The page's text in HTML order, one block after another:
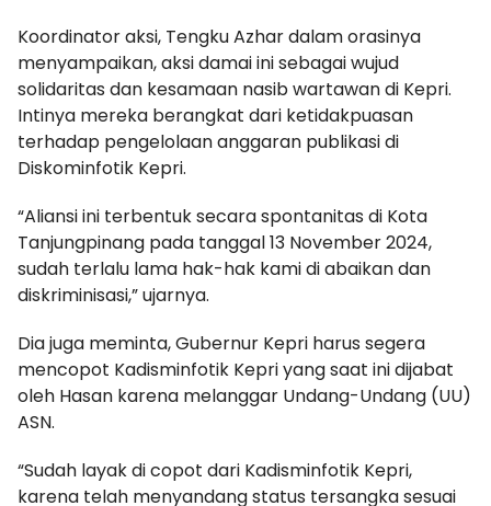
Koordinator aksi, Tengku Azhar dalam orasinya
menyampaikan, aksi damai ini sebagai wujud
solidaritas dan kesamaan nasib wartawan di Kepri.
Intinya mereka berangkat dari ketidakpuasan
terhadap pengelolaan anggaran publikasi di
Diskominfotik Kepri.
“Aliansi ini terbentuk secara spontanitas di Kota
Tanjungpinang pada tanggal 13 November 2024,
sudah terlalu lama hak-hak kami di abaikan dan
diskriminisasi,” ujarnya.
Dia juga meminta, Gubernur Kepri harus segera
mencopot Kadisminfotik Kepri yang saat ini dijabat
oleh Hasan karena melanggar Undang-Undang (UU)
ASN.
“Sudah layak di copot dari Kadisminfotik Kepri,
karena telah menyandang status tersangka sesuai